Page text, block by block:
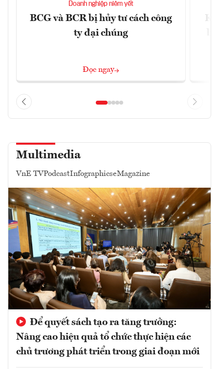
Doanh nghiệp niêm yết
BCG và BCR bị hủy tư cách công
ty đại chúng
Đọc ngay
Multimedia
VnE TVPodcastInfographicseMagazine
Để quyết sách tạo ra tăng trưởng:
Nâng cao hiệu quả tổ chức thực hiện các
chủ trương phát triển trong giai đoạn mới